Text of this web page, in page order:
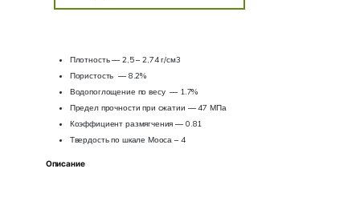
Плотность — 2,5 – 2,74 г/см3
Пористость — 8.2%
Водопоглощение по весу — 1.7%
Предел прочности при сжатии — 47 МПа
Коэффициент размягчения — 0.81
Твердость по шкале Мооса – 4
Описание